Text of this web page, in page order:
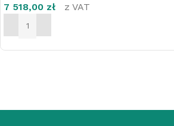
7 518,00 zł z VAT
DODAJ DO KOSZYKA